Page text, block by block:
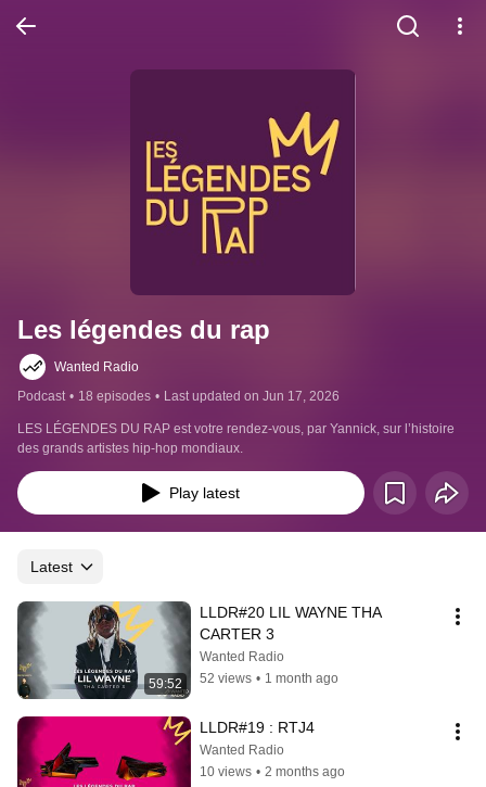
Les légendes du rap
Wanted Radio
Podcast • 18 episodes • Last updated on Jun 17, 2026
LES LÉGENDES DU RAP est votre rendez-vous, par Yannick, sur l’histoire
des grands artistes hip-hop mondiaux.
Play latest
Latest
59:52
LLDR#20 LIL WAYNE THA
CARTER 3
Wanted Radio
52 views • 1 month ago
LLDR#19 : RTJ4
Wanted Radio
10 views • 2 months ago